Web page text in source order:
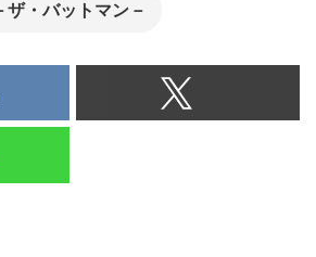
・バットマン－